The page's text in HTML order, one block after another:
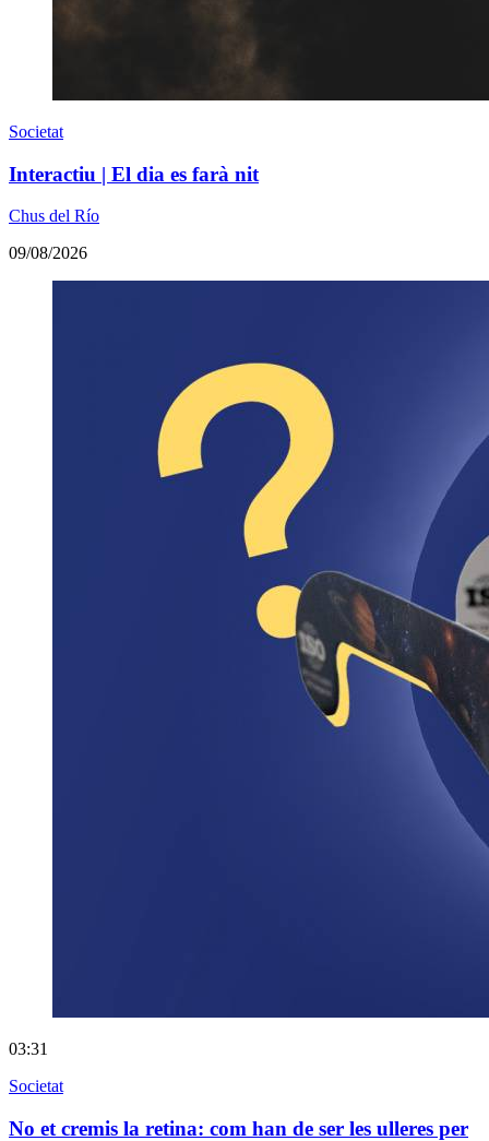
Societat
Interactiu | El dia es farà nit
Chus del Río
09/08/2026
03:31
Societat
No et cremis la retina: com han de ser les ulleres per